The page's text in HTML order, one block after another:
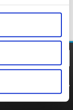
POLITYKA